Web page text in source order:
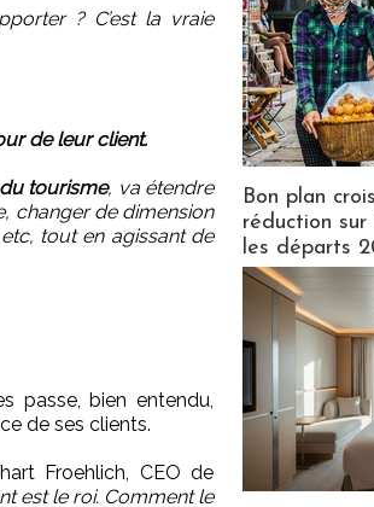
? C’est la vraie
de leur client.
tourisme, va étendre
changer de dimension
tout en agissant de
passe, bien entendu,
de ses clients.
Froehlich, CEO de
est le roi. Comment le
Bon plan
réduction
les départs